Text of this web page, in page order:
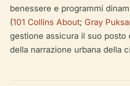
benessere e programmi
(101 Collins About; Gray
gestione assicura il suo posto
della narrazione urbana della